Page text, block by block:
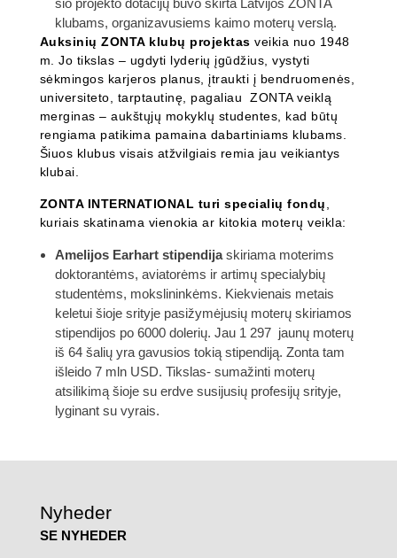
klubams, organizavusiems kaimo moterų verslą.
Auksinių ZONTA klubų projektas veikia nuo 1948
m. Jo tikslas – ugdyti lyderių įgūdžius, vystyti
sėkmingos karjeros planus, įtraukti į bendruomenės,
universiteto, tarptautinę, pagaliau ZONTA veiklą
merginas – aukštųjų mokyklų studentes, kad būtų
rengiama patikima pamaina dabartiniams klubams.
Šiuos klubus visais atžvilgiais remia jau veikiantys
klubai.
ZONTA INTERNATIONAL turi specialių fondų
kuriais skatinama vienokia ar kitokia moterų veikla:
Amelijos Earhart stipendijaskiriama moterims
doktorantėms, aviatorėms ir artimų specialybių
studentėms, mokslininkėms. Kiekvienais metais
keletui šioje srityje pasižymėjusių moterų skiriamos
stipendijos po 6000 dolerių. Jau 1 297 jaunų moterų
iš 64 šalių yra gavusios tokią stipendiją. Zonta tam
išleido 7 mln USD. Tikslas- sumažinti moterų
atsilikimą šioje su erdve susijusių profesijų srityje,
lyginant su vyrais.
Nyheder
SE NYHEDER